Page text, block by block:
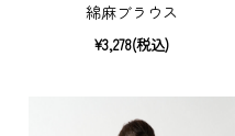
綿麻ブラウス
¥3,278(税込)